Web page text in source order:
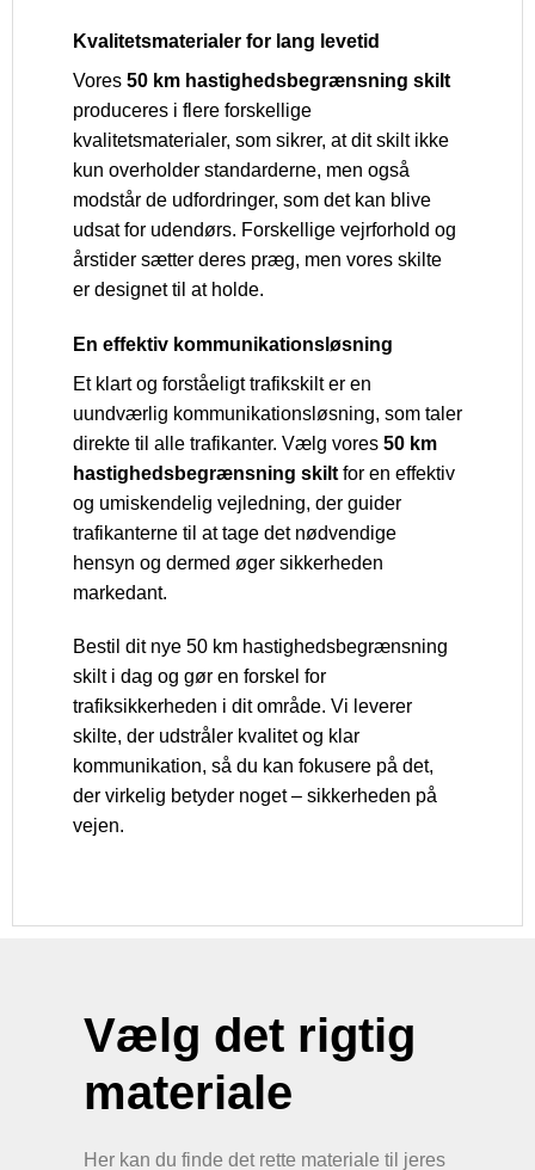
Kvalitetsmaterialer for lang levetid
Vores 50 km hastighedsbegrænsning skilt
produceres i flere forskellige
kvalitetsmaterialer, som sikrer, at dit skilt ikke
kun overholder standarderne, men også
modstår de udfordringer, som det kan blive
udsat for udendørs. Forskellige vejrforhold og
årstider sætter deres præg, men vores skilte
er designet til at holde.
En effektiv kommunikationsløsning
Et klart og forståeligt trafikskilt er en
uundværlig kommunikationsløsning, som taler
direkte til alle trafikanter. Vælg vores 50 km
hastighedsbegrænsning skilt for en effektiv
og umiskendelig vejledning, der guider
trafikanterne til at tage det nødvendige
hensyn og dermed øger sikkerheden
markedant.
Bestil dit nye 50 km hastighedsbegrænsning
skilt i dag og gør en forskel for
trafiksikkerheden i dit område. Vi leverer
skilte, der udstråler kvalitet og klar
kommunikation, så du kan fokusere på det,
der virkelig betyder noget – sikkerheden på
vejen.
Vælg det rigtig
materiale
Her kan du finde det rette materiale til jeres